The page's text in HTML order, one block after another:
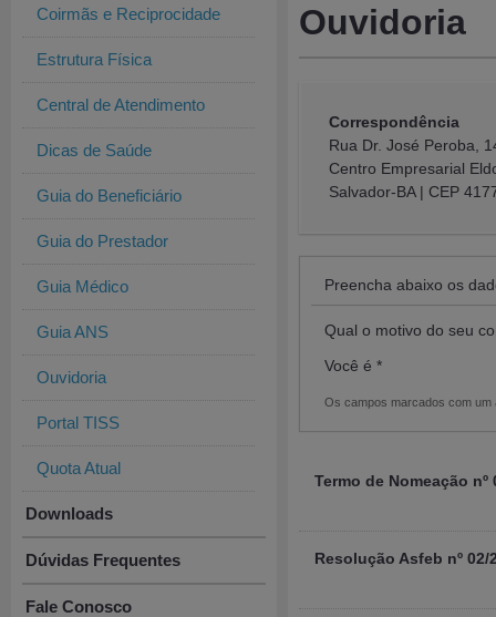
Coirmãs e Reciprocidade
Estrutura Física
Central de Atendimento
Dicas de Saúde
Guia do Beneficiário
Guia do Prestador
Guia Médico
Guia ANS
Ouvidoria
Portal TISS
Quota Atual
Downloads
Dúvidas Frequentes
Fale Conosco
Ouvidoria
Correspondência
Rua Dr. José Peroba,
Centro Empresarial
Salvador-BA | CEP
Preencha abaixo os
Qual o motivo do seu
Você é *
Os campos marcados com
Termo de Nomeação nº
Resolução Asfeb nº